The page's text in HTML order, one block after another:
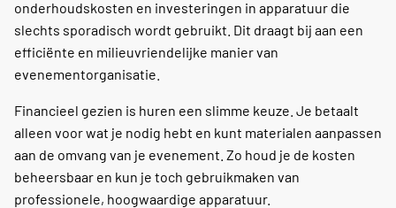
onderhoudskosten en investeringen in apparatuur die
slechts sporadisch wordt gebruikt. Dit draagt bij aan een
efficiënte en milieuvriendelijke manier van
evenementorganisatie.
Financieel gezien is huren een slimme keuze. Je betaalt
alleen voor wat je nodig hebt en kunt materialen aanpassen
aan de omvang van je evenement. Zo houd je de kosten
beheersbaar en kun je toch gebruikmaken van
professionele, hoogwaardige apparatuur.